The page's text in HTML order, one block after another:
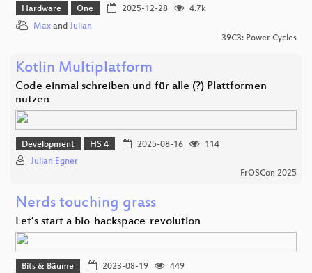
Hardware One 2025-12-28
4.7k
Max and Julian
39C3: Power Cycles
Kotlin Multiplatform
Code einmal schreiben und für alle (?) Plattformen
nutzen
Development HS 4 2025-08-16
114
Julian Egner
FrOSCon 2025
Nerds touching grass
Let’s start a bio-hackspace-revolution
Bits & Bäume 2023-08-19
449